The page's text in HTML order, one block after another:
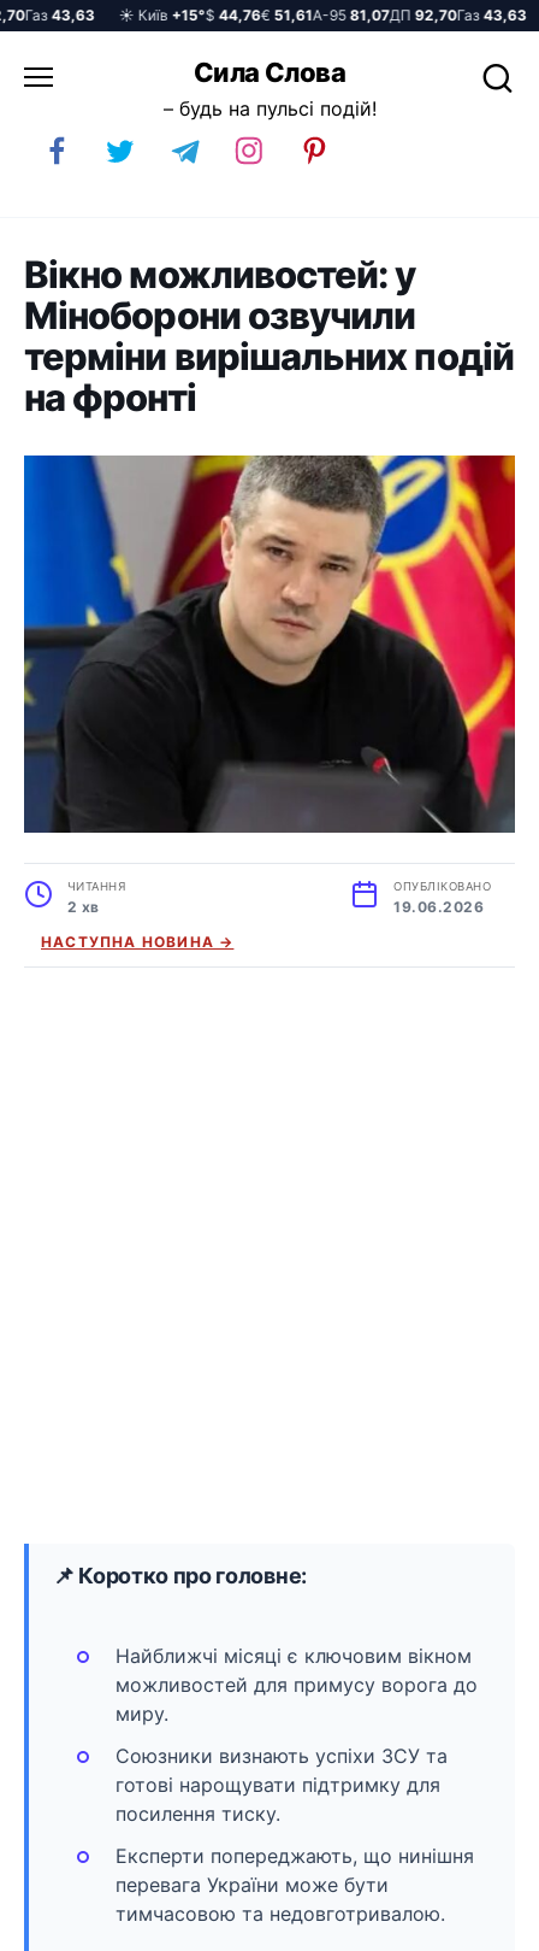
Газ43,63 ☀️ Київ+15°$44,76€51,61А-9581,07ДП92,70Газ43,63
до
Сила Слова
– будь на пульсі подій!
Вікно можливостей: у
Міноборони озвучили
терміни вирішальних подій
на фронті
ЧИТАННЯ
2 хв
ОПУБЛІКОВАНО
19.06.2026
НАСТУПНА НОВИНА →
📌 Коротко про головне:
Найближчі місяці є ключовим вікном
можливостей для примусу ворога до
миру.
Союзники визнають успіхи ЗСУ та
готові нарощувати підтримку для
посилення тиску.
Експерти попереджають, що нинішня
перевага України може бути
тимчасовою та недовготривалою.